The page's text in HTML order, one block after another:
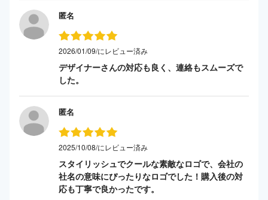
匿名
2026/01/09/にレビュー済み
デザイナーさんの対応も良く、連絡もスムーズで
した。
匿名
2025/10/08/にレビュー済み
スタイリッシュでクールな素敵なロゴで、会社の
社名の意味にぴったりなロゴでした！購入後の対
応も丁寧で良かったです。